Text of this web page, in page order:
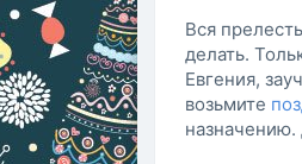
Вся
делать.
Евгения,
возьмите
назначению.